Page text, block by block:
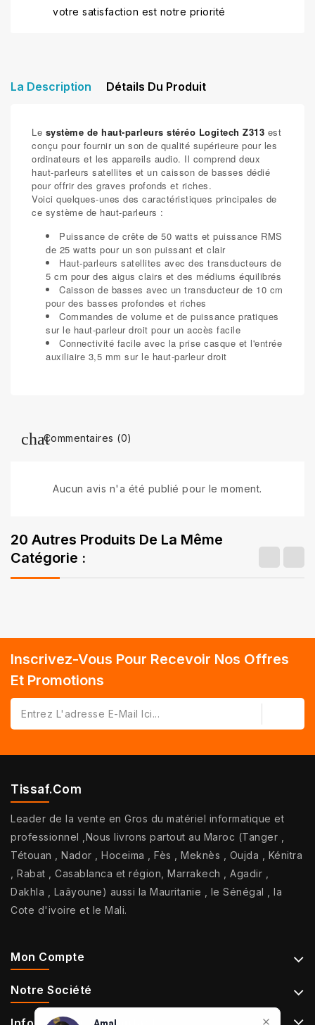
votre satisfaction est notre priorité
La Description Détails Du Produit
Le système de haut-parleurs stéréo Logitech Z313 est
conçu pour fournir un son de qualité supérieure pour les
ordinateurs et les appareils audio. Il comprend deux
haut-parleurs satellites et un caisson de basses dédié
pour offrir des graves profonds et riches.
Voici quelques-unes des caractéristiques principales de
ce système de haut-parleurs :
Puissance de crête de 50 watts et puissance RMS
de 25 watts pour un son puissant et clair
Haut-parleurs satellites avec des transducteurs de
5 cm pour des aigus clairs et des médiums équilibrés
Caisson de basses avec un transducteur de 10 cm
pour des basses profondes et riches
Commandes de volume et de puissance pratiques
sur le haut-parleur droit pour un accès facile
Connectivité facile avec la prise casque et l'entrée
auxiliaire 3,5 mm sur le haut-parleur droit
Commentaires (0)
Aucun avis n'a été publié pour le moment.
20 Autres Produits De La Même
Catégorie :
Inscrivez-Vous Pour Recevoir Nos Offres
Et Promotions
Tissaf.com
Leader de la vente en Gros du matériel informatique et
professionnel ,Nous livrons partout au Maroc (Tanger ,
Tétouan , Nador , Hoceima , Fès , Meknès , Oujda , Kénitra
, Rabat , Casablanca et région, Marrakech , Agadir ,
Dakhla , Laâyoune) aussi la Mauritanie , le Sénégal , la
Cote d'ivoire et le Mali.
Mon Compte
Notre Société